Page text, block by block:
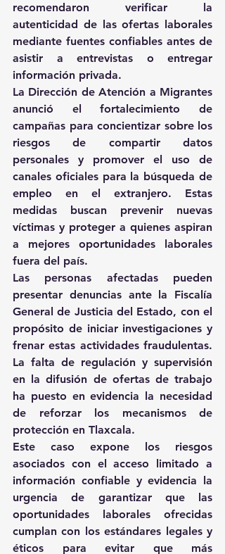
recomendaron verificar la
autenticidad de las ofertas laborales
mediante fuentes confiables antes de
asistir a entrevistas o entregar
información privada.
La Dirección de Atención a Migrantes
anunció el fortalecimiento de
campañas para concientizar sobre los
riesgos de compartir datos
personales y promover el uso de
canales oficiales para la búsqueda de
empleo en el extranjero. Estas
medidas buscan prevenir nuevas
víctimas y proteger a quienes aspiran
a mejores oportunidades laborales
fuera del país.
Las personas afectadas pueden
presentar denuncias ante la Fiscalía
General de Justicia del Estado, con el
propósito de iniciar investigaciones y
frenar estas actividades fraudulentas.
La falta de regulación y supervisión
en la difusión de ofertas de trabajo
ha puesto en evidencia la necesidad
de reforzar los mecanismos de
protección en Tlaxcala.
Este caso expone los riesgos
asociados con el acceso limitado a
información confiable y evidencia la
urgencia de garantizar que las
oportunidades laborales ofrecidas
cumplan con los estándares legales y
éticos para evitar que más